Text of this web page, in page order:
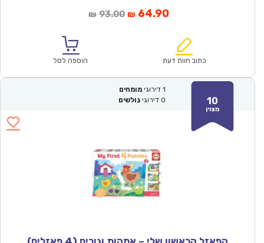
₪ 93.00המחיר
₪93.00.
₪ 64.90המחיר
הוא:
כתוב חוות דעת הוספה לסל
10
מצוין
1 דירוגי מומחים
0 דירוגי גולשים